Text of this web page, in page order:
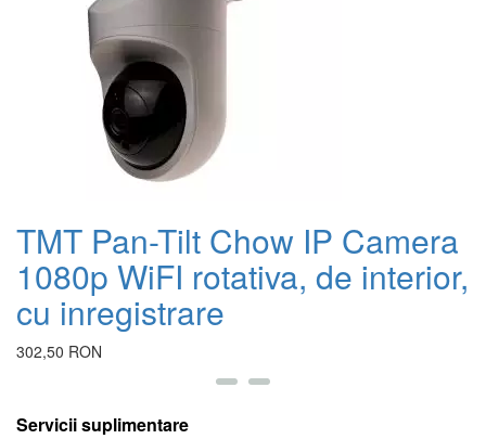
TMT Pan-Tilt Chow IP Camera
1080p WiFI rotativa, de interior,
cu inregistrare
302,50 RON
Servicii suplimentare